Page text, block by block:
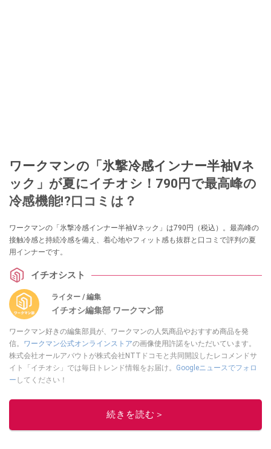
ワークマンの「氷撃冷感インナー半袖Vネ
ック」が夏にイチオシ！790円で最高峰の
冷感機能!?口コミは？
ワークマンの「氷撃冷感インナー半袖Vネック」は790円（税込）。最高峰の
接触冷感と持続冷感を備え、着心地やフィット感も抜群と口コミで評判の夏
用インナーです。
イチオシスト
ライター / 編集
イチオシ編集部 ワークマン部
ワークマン好きの編集部員が、ワークマンの人気商品やおすすめ商品を発
信。 ワークマン公式オンラインストアの画像使用許諾をいただいています。
株式会社オールアバウトが株式会社NTTドコモと共同開設したレコメンドサ
イト「イチオシ」では毎日トレンド情報をお届け。 Googleニュースでフォロ
ー してください！
このイチオシストの他の記事を読む
続きを読む＞